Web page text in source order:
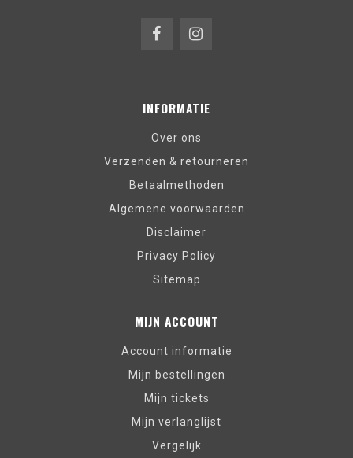
INFORMATIE
Over ons
Verzenden & retourneren
Betaalmethoden
Algemene voorwaarden
Disclaimer
Privacy Policy
Sitemap
MIJN ACCOUNT
Account informatie
Mijn bestellingen
Mijn tickets
Mijn verlanglijst
Vergelijk